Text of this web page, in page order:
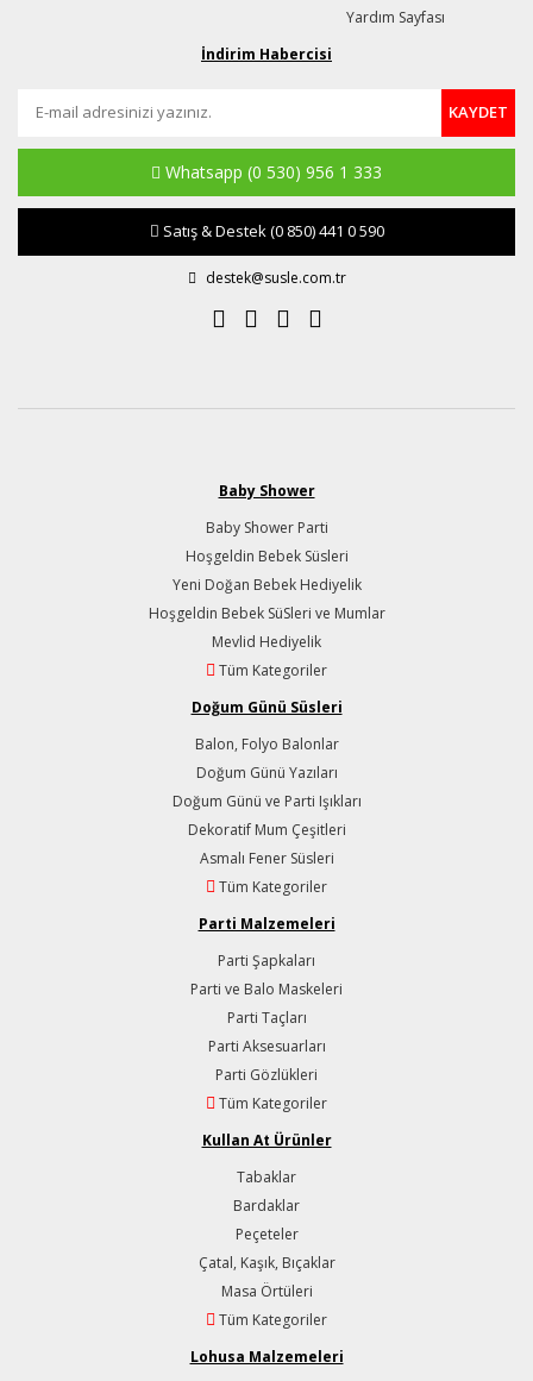
Yardım Sayfası
İndirim Habercisi
KAYDET
Whatsapp (0 530) 956 1 333
Satış & Destek(0 850) 441 0 590
destek@susle.com.tr
Baby Shower
Baby Shower Parti
Hoşgeldin Bebek Süsleri
Yeni Doğan Bebek Hediyelik
Hoşgeldin Bebek SüSleri ve Mumlar
Mevlid Hediyelik
Tüm Kategoriler
Doğum Günü Süsleri
Balon, Folyo Balonlar
Doğum Günü Yazıları
Doğum Günü ve Parti Işıkları
Dekoratif Mum Çeşitleri
Asmalı Fener Süsleri
Tüm Kategoriler
Parti Malzemeleri
Parti Şapkaları
Parti ve Balo Maskeleri
Parti Taçları
Parti Aksesuarları
Parti Gözlükleri
Tüm Kategoriler
Kullan At Ürünler
Tabaklar
Bardaklar
Peçeteler
Çatal, Kaşık, Bıçaklar
Masa Örtüleri
Tüm Kategoriler
Lohusa Malzemeleri